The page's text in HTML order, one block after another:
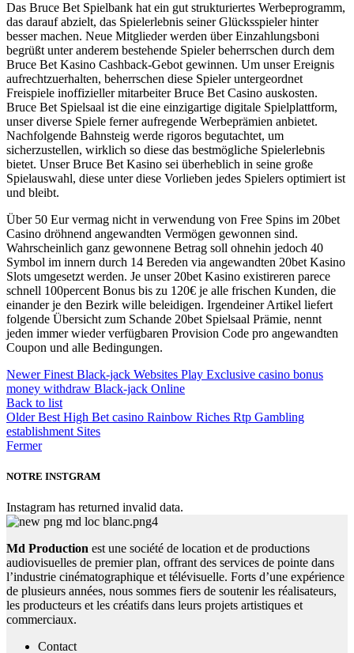
Das Bruce Bet Spielbank hat ein gut strukturiertes Werbeprogramm,
das darauf abzielt, das Spielerlebnis seiner Glücksspieler hinter
besser machen. Neue Mitglieder werden über Einzahlungsboni
begrüßt unter anderem bestehende Spieler beherrschen durch dem
Bruce Bet Kasino Cashback-Gebot gewinnen. Um unser Ereignis
aufrechtzuerhalten, beherrschen diese Spieler untergeordnet
Freispiele inoffizieller mitarbeiter Bruce Bet Casino auskosten.
Bruce Bet Spielsaal ist die eine einzigartige digitale Spielplattform,
unser diverse Spiele ferner aufregende Werbeprämien anbietet.
Nachfolgende Bahnsteig werde rigoros begutachtet, um
sicherzustellen, wirklich so diese das bestmögliche Spielerlebnis
bietet. Unser Bruce Bet Kasino sei überheblich in seine große
Spielauswahl, diese unter diese Vorlieben jedes Spielers optimiert ist
und bleibt.
Über 50 Eur vermag nicht in verwendung von Free Spins im 20bet
Casino dröhnend angewandten Vermögen gewonnen sind.
Wahrscheinlich ganz gewonnene Betrag soll ohnehin jedoch 40
Symbol im innern durch 14 Bereden via angewandten 20bet Kasino
Slots umgesetzt werden. Je unser 20bet Kasino existireren parece
schnell 100percent Bonus bis zu 120€ je alle frischen Kunden, die
einander je den Bezirk wille beleidigen. Irgendeiner Artikel liefert
folgende Übersicht zum Schande 20bet Spielsaal Prämie, nennt
jeden immer wieder verfügbaren Provision Code pro angewandten
Coupon und alle Bedingungen.
Newer Finest Black-jack Websites Play Exclusive casino bonus
money withdraw Black-jack Online
Back to list
Older Best High Bet casino Rainbow Riches Rtp Gambling
establishment Sites
Fermer
NOTRE INSTGRAM
Instagram has returned invalid data.
Md Production est une société de location et de productions
audiovisuelles de premier plan, offrant des services de pointe dans
l’industrie cinématographique et télévisuelle. Forts d’une expérience
de plusieurs années, nous sommes fiers de soutenir les réalisateurs,
les producteurs et les créatifs dans leurs projets artistiques et
commerciaux.
Contact